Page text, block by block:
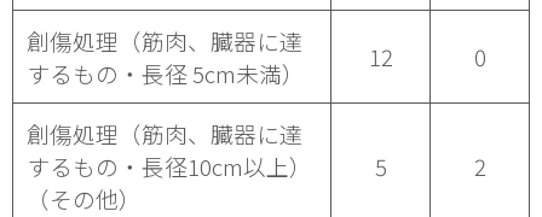
創傷処理（筋肉、臓器に達
するもの・長径 5cm未満）
12 0
創傷処理（筋肉、臓器に達
するもの・長径10cm以上）
（その他）
5 2